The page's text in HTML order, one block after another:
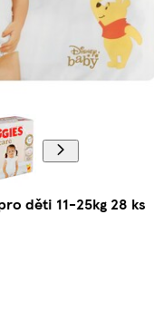
děti 11-25kg 28 ks